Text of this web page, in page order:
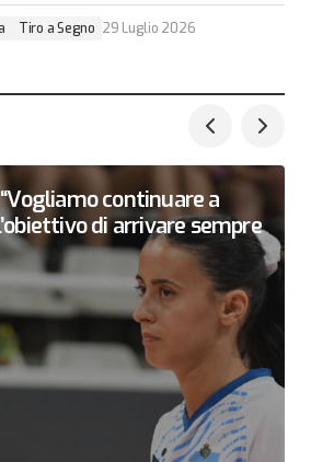
Tiro a Segno 29 Luglio 2026
continuare a
di arrivare sempre